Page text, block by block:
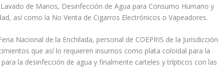
de Manos, Desinfección de Agua para Consumo Humano y
así como la No Venta de Cigarros Electrónicos o Vapeadores.
Nacional de la Enchilada, personal de COEPRIS de la Jurisdicción
que así lo requieren insumos como plata coloidal para la
la desinfección de agua y finalmente carteles y trípticos con las